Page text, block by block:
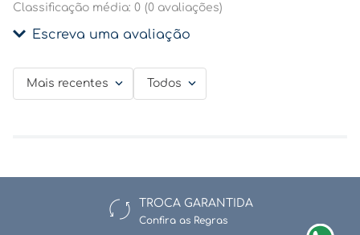
Classificação média: 0 (0 avaliações)
Escreva uma avaliação
Adicionar avaliação
Avalie o produto de 1 a 5 estrelas
Mais recentes Todos
TROCA GARANTIDA
Confira as Regras